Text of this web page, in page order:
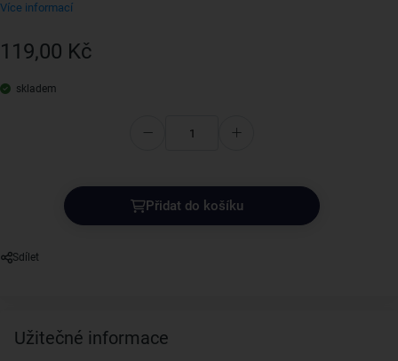
Více informací
119,00 Kč
skladem
Přidat do košíku
Sdílet
Užitečné informace